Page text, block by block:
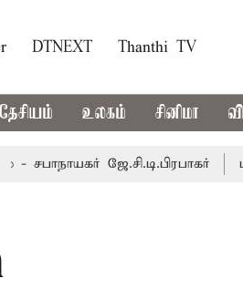
DTNEXT Thanthi TV
தேசியம் உலகம் சினிமா
ஜே.சி.டி.பிரபாகர்